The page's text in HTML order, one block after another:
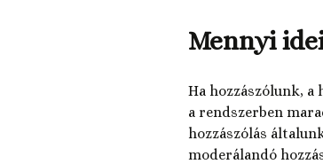
Mennyi
Ha hozzászólunk, a
a rendszerben
hozzászólás
moderálandó